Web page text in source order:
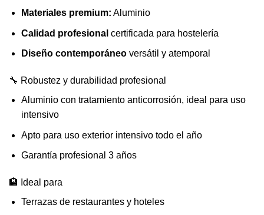
Materiales premium: Aluminio
Calidad profesional certificada para hostelería
Diseño contemporáneoversátil y atemporal
🔧 Robustez y durabilidad profesional
Aluminio con tratamiento anticorrosión, ideal para uso
intensivo
Apto para uso exterior intensivo todo el año
Garantía profesional 3 años
🏨 Ideal para
Terrazas de restaurantes y hoteles